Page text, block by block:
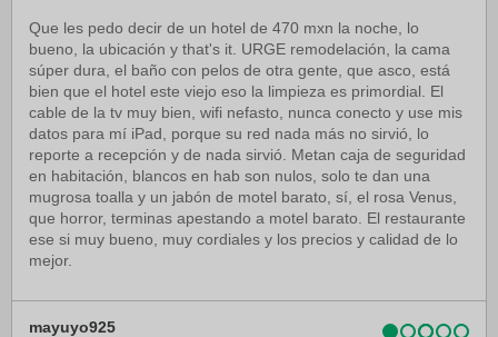
Que les pedo decir de un hotel de 470 mxn la noche, lo
bueno, la ubicación y that's it. URGE remodelación, la cama
súper dura, el baño con pelos de otra gente, que asco, está
bien que el hotel este viejo eso la limpieza es primordial. El
cable de la tv muy bien, wifi nefasto, nunca conecto y use mis
datos para mí iPad, porque su red nada más no sirvió, lo
reporte a recepción y de nada sirvió. Metan caja de seguridad
en habitación, blancos en hab son nulos, solo te dan una
mugrosa toalla y un jabón de motel barato, sí, el rosa Venus,
que horror, terminas apestando a motel barato. El restaurante
ese si muy bueno, muy cordiales y los precios y calidad de lo
mejor.
mayuyo925